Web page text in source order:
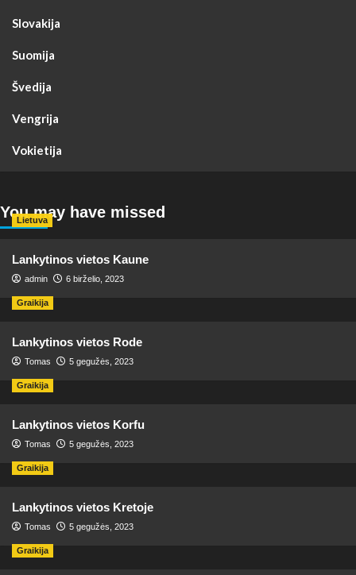
Slovakija
Suomija
Švedija
Vengrija
Vokietija
You may have missed
Lietuva
Lankytinos vietos Kaune
admin 6 birželio, 2023
Graikija
Lankytinos vietos Rode
Tomas 5 gegužės, 2023
Graikija
Lankytinos vietos Korfu
Tomas 5 gegužės, 2023
Graikija
Lankytinos vietos Kretoje
Tomas 5 gegužės, 2023
Graikija